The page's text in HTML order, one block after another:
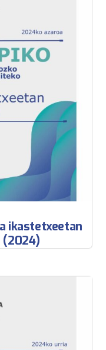
ikastetxeetan
(2024)